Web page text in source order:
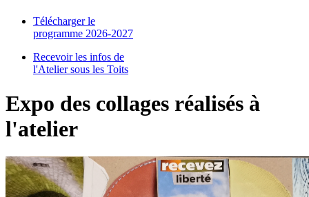
Télécharger le
programme 2026-2027
Recevoir les infos de
l'Atelier sous les Toits
Expo des collages réalisés à
l'atelier